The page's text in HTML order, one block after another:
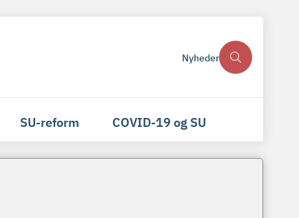
Nyheder
SU-reform COVID-19 og SU